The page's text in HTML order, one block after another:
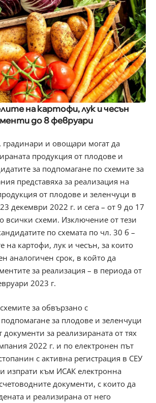
на картофи, лук и чесън
до 8 февруари
градинари и овощари могат да
продукция от плодове и
за подпомагане по схемите за
представяха за реализация на
от плодове и зеленчуци в
декември 2022 г. и сега – от 9 до 17
всички схеми. Изключение от тези
по схемата по чл. 30 б –
на картофи, лук и чесън, за които
аналогичен срок, в който да
за реализация – в периода от
2023 г.
за обвързано с
за плодове и зеленчуци
документи за реализираната от тях
2022 г. и по електронен път
с активна регистрация в СЕУ
изпрати към ИСАК електронна
документи, с които да
и реализирана от него